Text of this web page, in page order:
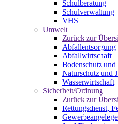
Schulberatung
Schulverwaltung
VHS
Umwelt
Zurück zur
Abfallentsorgung
Abfallwirtschaft
Bodenschutz und
Naturschutz und
Wasserwirtschaft
Sicherheit/Ordnung
Zurück zur
Rettungsdienst,